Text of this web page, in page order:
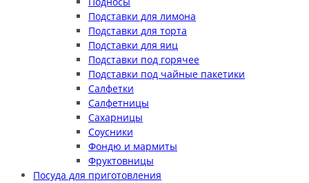
Подставки для лимона
Подставки для торта
Подставки для яиц
Подставки под горячее
Подставки под чайные пакетики
Салфетки
Салфетницы
Сахарницы
Соусники
Фондю и мармиты
Фруктовницы
Посуда для приготовления